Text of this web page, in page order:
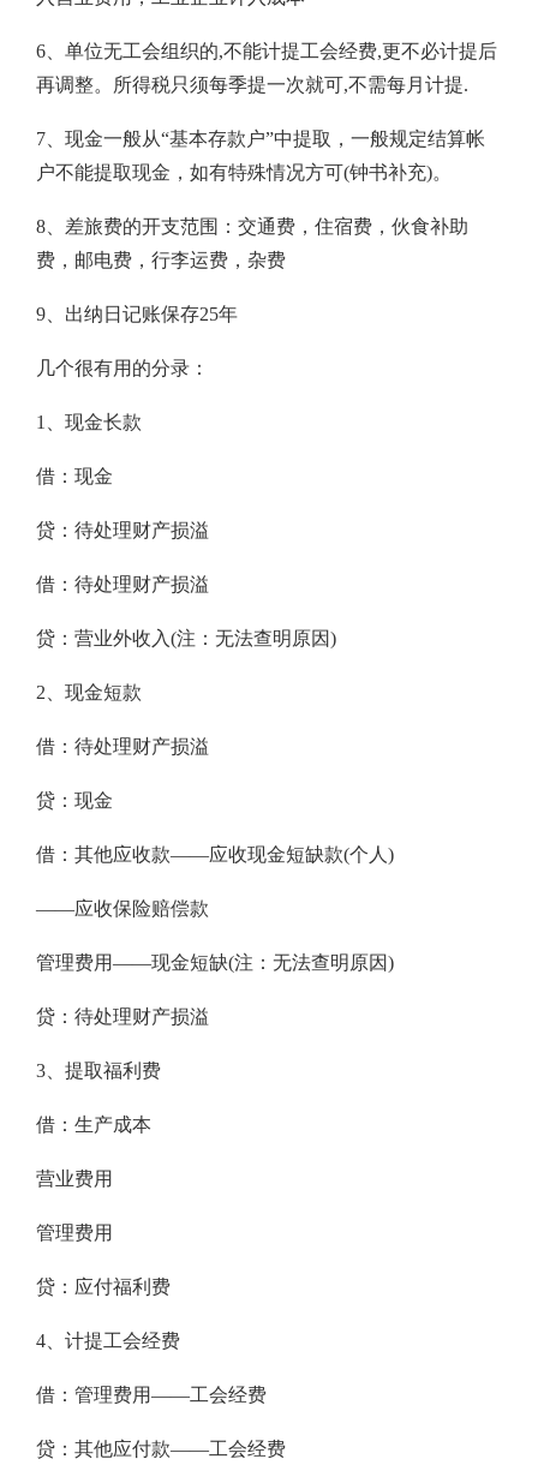
6、单位无工会组织的,不能计提工会经费,更不必计提后
再调整。所得税只须每季提一次就可,不需每月计提.
7、现金一般从“基本存款户”中提取，一般规定结算帐
户不能提取现金，如有特殊情况方可(钟书补充)。
8、差旅费的开支范围：交通费，住宿费，伙食补助
费，邮电费，行李运费，杂费
9、出纳日记账保存25年
几个很有用的分录：
1、现金长款
借：现金
贷：待处理财产损溢
借：待处理财产损溢
贷：营业外收入(注：无法查明原因)
2、现金短款
借：待处理财产损溢
贷：现金
借：其他应收款——应收现金短缺款(个人)
——应收保险赔偿款
管理费用——现金短缺(注：无法查明原因)
贷：待处理财产损溢
3、提取福利费
借：生产成本
营业费用
管理费用
贷：应付福利费
4、计提工会经费
借：管理费用——工会经费
贷：其他应付款——工会经费